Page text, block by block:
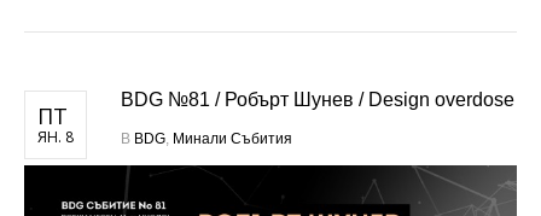
ПТ
ЯН. 8
BDG №81 / Робърт Шунев / Design overdose
В BDG, Минали Събития